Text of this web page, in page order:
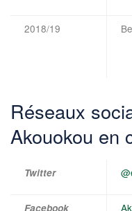
2018/19
Réseaux
Akouokou en
Twitter
Facebook